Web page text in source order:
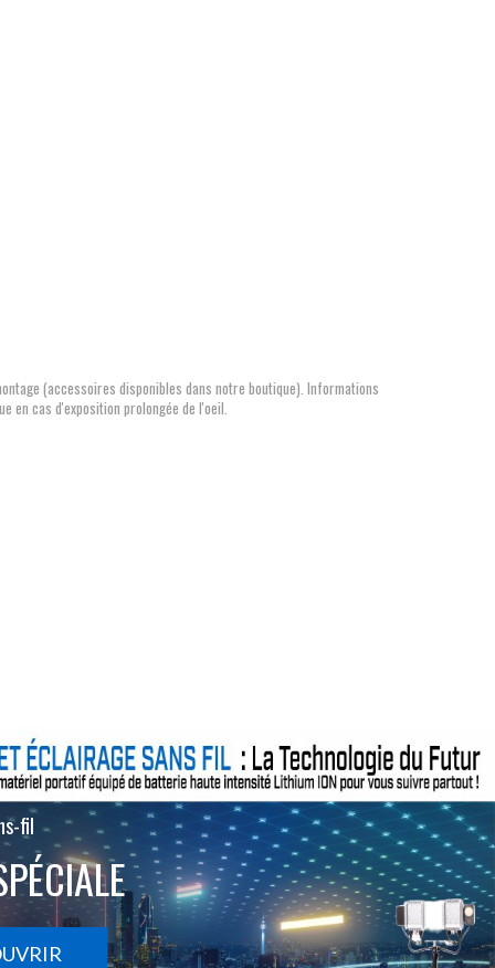
(accessoires disponibles dans notre boutique). Informations
en cas d'exposition prolongée de l'oeil.
fil